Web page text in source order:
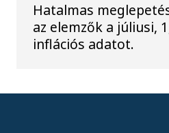
Hatalmas
az elemzők a júliusi,
inflációs adatot.